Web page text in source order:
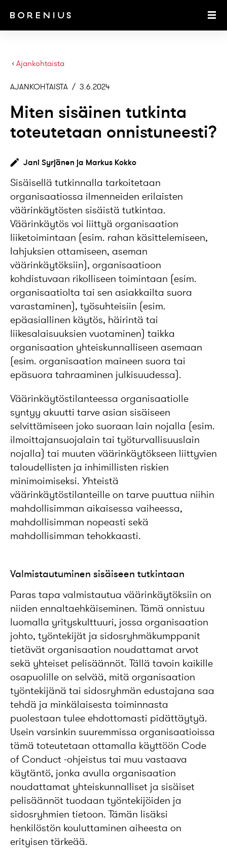
Ajankohtaista
›
AJANKOHTAISTA / 3.6.2024
Miten sisäinen tutkinta
toteutetaan onnistuneesti?
Jani Syrjänen ja Markus Kokko
Sisäisellä tutkinnalla tarkoitetaan
organisaatiossa ilmenneiden erilaisten
väärinkäytösten sisäistä tutkintaa.
Väärinkäytös voi liittyä organisaation
liiketoimintaan (esim. rahan käsittelemiseen,
lahjuksien ottamiseen, aseman
väärinkäytöksiin), organisaatioon
kohdistuvaan rikolliseen toimintaan (esim.
organisaatiolta tai sen asiakkailta suora
varastaminen), työsuhteisiin (esim.
epäasiallinen käytös, häirintä tai
liikesalaisuuksien vuotaminen) taikka
organisaation yhteiskunnalliseen asemaan
(esim. organisaation maineen suora tai
epäsuora tahraaminen julkisuudessa).
Väärinkäytöstilanteessa organisaatiolle
syntyy akuutti tarve asian sisäiseen
selvittämiseen joko suoraan lain nojalla (esim.
ilmoittajansuojalain tai työturvallisuuslain
nojalla) tai muuten väärinkäytökseen liittyvien
taloudellisten ja inhimillisten riskien
minimoimiseksi. Yhteistä
väärinkäytöstilanteille on tarve puuttua niihin
mahdollisimman aikaisessa vaiheessa,
mahdollisimman nopeasti sekä
mahdollisimman tehokkaasti.
Val­mis­tau­tu­mi­nen sisäiseen tutkintaan
Paras tapa valmistautua väärinkäytöksiin on
niiden ennaltaehkäiseminen. Tämä onnistuu
luomalla yrityskulttuuri, jossa organisaation
johto, työntekijät ja sidosryhmäkumppanit
tietävät organisaation noudattamat arvot
sekä yhteiset pelisäännöt. Tällä tavoin kaikille
osapuolille on selvää, mitä organisaation
työntekijänä tai sidosryhmän edustajana saa
tehdä ja minkälaisesta toiminnasta
puolestaan tulee ehdottomasti pidättäytyä.
Usein varsinkin suuremmissa organisaatioissa
tämä toteutetaan ottamalla käyttöön Code
of Conduct -ohjeistus tai muu vastaava
käytäntö, jonka avulla organisaation
noudattamat yhteiskunnalliset ja sisäiset
pelisäännöt tuodaan työntekijöiden ja
sidosryhmien tietoon. Tämän lisäksi
henkilöstön kouluttaminen aiheesta on
erityisen tärkeää.